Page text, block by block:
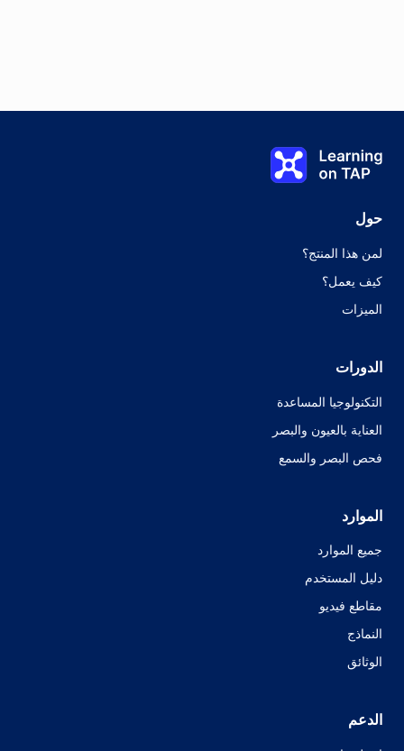
0%
الدرس:
Learning on TAP الصفحة الرئيسية
حول
لمن هذا المنتج؟
كيف يعمل؟
الميزات
الدورات
التكنولوجيا المساعدة
العناية بالعيون والبصر
فحص البصر والسمع
الموارد
جميع الموارد
دليل المستخدم
مقاطع فيديو
النماذج
الوثائق
الدعم